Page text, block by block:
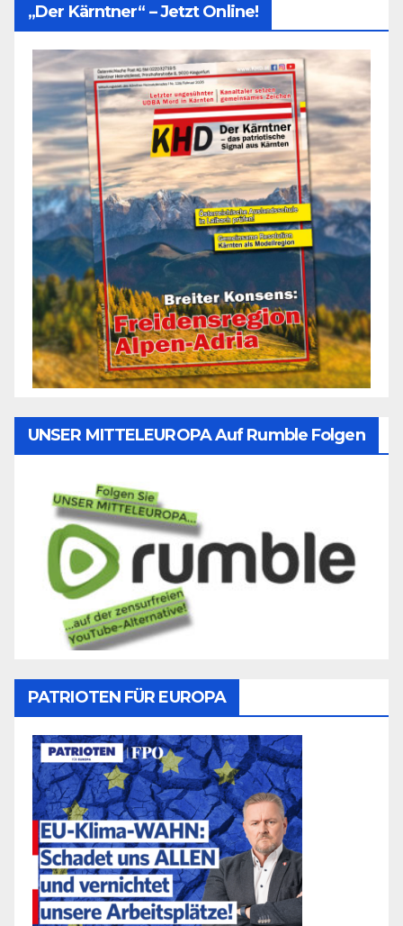
„Der Kärntner“ – Jetzt Online!
UNSER MITTELEUROPA Auf Rumble Folgen
PATRIOTEN FÜR EUROPA